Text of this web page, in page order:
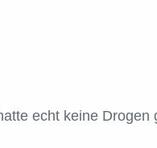
echt keine